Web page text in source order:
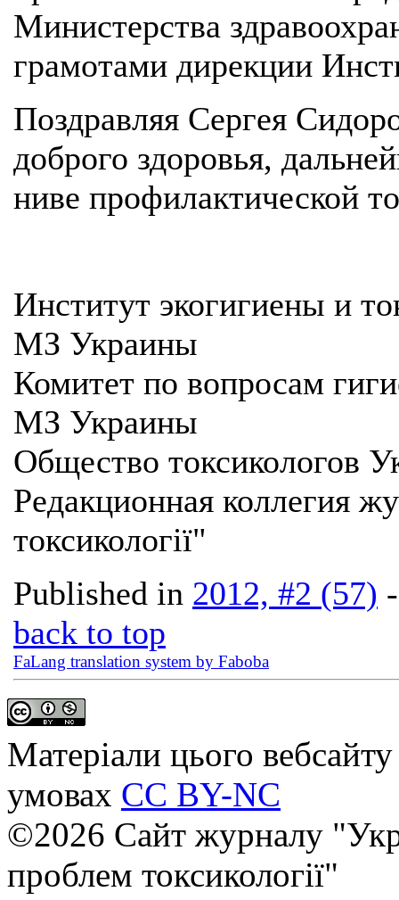
Министерства
грамотами дирекции
Поздравляя Сергея
доброго здоровья,
ниве профилактической
Институт экогигиены и
МЗ Украины
Комитет по вопросам
МЗ Украины
Общество токсикологов
Редакционная коллегия
токсикології"
Published in 2012, #2 (57)
back to top
FaLang translation system by Faboba
Матеріали цього
умовах CC BY-NC
©2026 Сайт журналу
проблем токсикології"